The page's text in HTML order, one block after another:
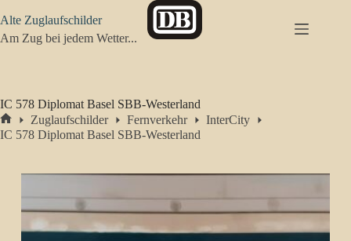
Inhalt
springen
Alte Zuglaufschilder
Am Zug bei jedem Wetter...
IC 578 Diplomat Basel SBB-Westerland
Start
Zuglaufschilder Fernverkehr
InterCity
IC 578 Diplomat Basel SBB-Westerland